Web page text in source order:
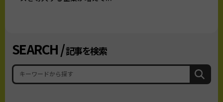
SEARCH /記事を検索